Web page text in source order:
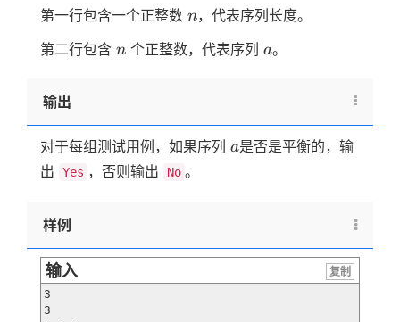
第一行包含一个正整数 n
n，代表序列长度。
第二行包含 n
n 个正整数，代表序列 a
a。
输出
对于每组测试用例，如果序列 a
a是否是平衡的，输
出
Yes ，否则输出 No 。
样例
输入
复制
3
3